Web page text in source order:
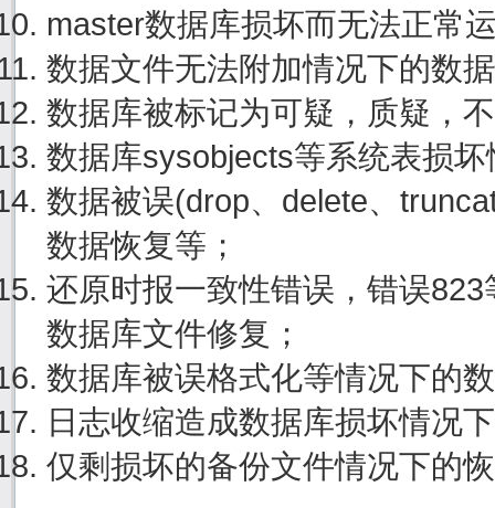
master数据库损坏而无法正常
数据文件无法附加情况下的数
数据库被标记为可疑，质疑，
数据库sysobjects等系统表损
数据被误(drop、delete、
数据恢复等；
还原时报一致性错误，错误
数据库文件修复；
数据库被误格式化等情况下的
日志收缩造成数据库损坏情况
仅剩损坏的备份文件情况下的